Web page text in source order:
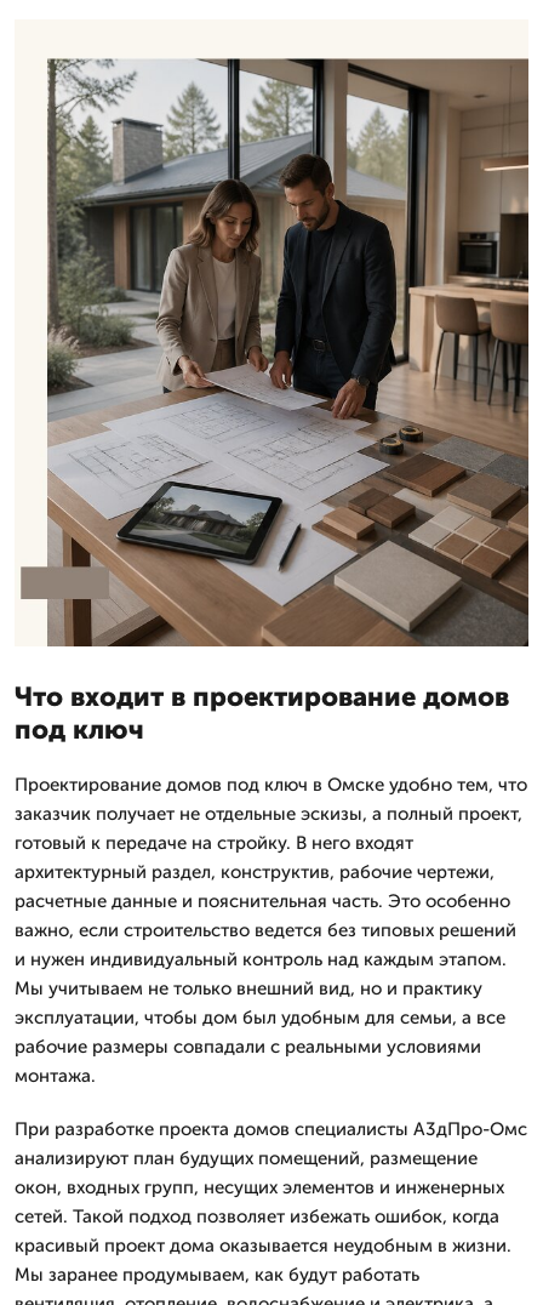
Что входит в проектирование домов
под ключ
Проектирование домов под ключ в Омске удобно тем, что
заказчик получает не отдельные эскизы, а полный проект,
готовый к передаче на стройку. В него входят
архитектурный раздел, конструктив, рабочие чертежи,
расчетные данные и пояснительная часть. Это особенно
важно, если строительство ведется без типовых решений
и нужен индивидуальный контроль над каждым этапом.
Мы учитываем не только внешний вид, но и практику
эксплуатации, чтобы дом был удобным для семьи, а все
рабочие размеры совпадали с реальными условиями
монтажа.
При разработке проекта домов специалисты А3дПро-Омс
анализируют план будущих помещений, размещение
окон, входных групп, несущих элементов и инженерных
сетей. Такой подход позволяет избежать ошибок, когда
красивый проект дома оказывается неудобным в жизни.
Мы заранее продумываем, как будут работать